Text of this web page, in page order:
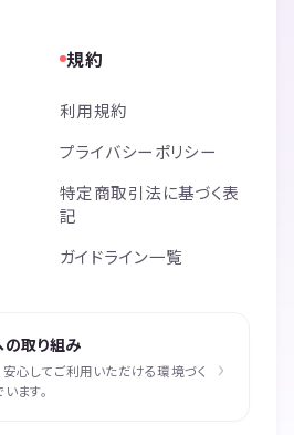
規約
利用規約
プライバシーポリシー
特定商取引法に基づく表
記
ガイドライン一覧
の取り組み
心してご利用いただける環境づく
ます。
›